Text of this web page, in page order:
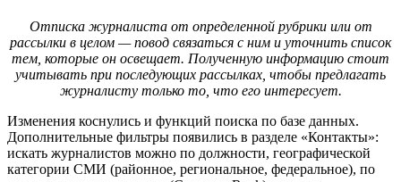
Отписка журналиста от определенной рубрики или от
рассылки в целом — повод связаться с ним и уточнить список
тем, которые он освещает. Полученную информацию стоит
учитывать при последующих рассылках, чтобы предлагать
журналисту только то, что его интересует.
Изменения коснулись и функций поиска по базе данных.
Дополнительные фильтры появились в разделе «Контакты»:
искать журналистов можно по должности, географической
категории СМИ (районное, региональное, федеральное), по